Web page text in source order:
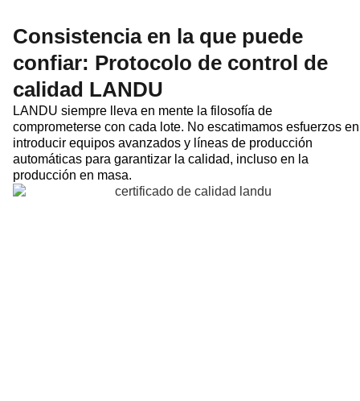
Consistencia en la que puede
confiar: Protocolo de control de
calidad LANDU
LANDU siempre lleva en mente la filosofía de
comprometerse con cada lote. No escatimamos esfuerzos en
introducir equipos avanzados y líneas de producción
automáticas para garantizar la calidad, incluso en la
producción en masa.